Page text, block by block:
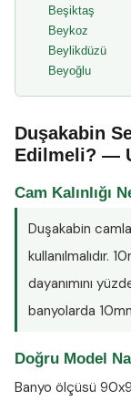
Beşiktaş
Beykoz
Beylikdüzü
Beyoğlu
Duşakabin
Edilmeli? —
Cam Kalınlığı
Duşakabin
kullanılmalıdır.
dayanımını
banyolarda
Doğru Model
Banyo ölçüsü